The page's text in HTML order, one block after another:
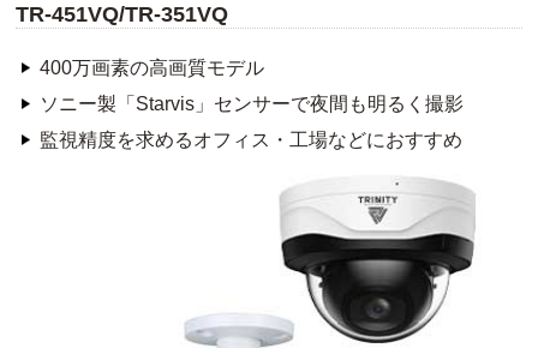
TR-451VQ/TR-351VQ
400万画素の高画質モデル
ソニー製「Starvis」センサーで夜間も明るく撮影
監視精度を求めるオフィス・工場などにおすすめ